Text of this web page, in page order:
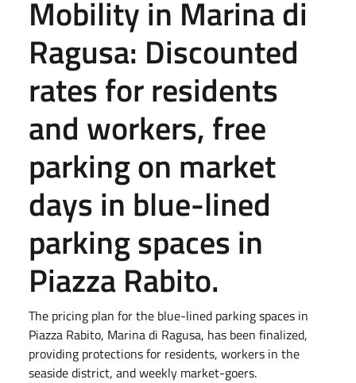
Mobility in Marina di
Ragusa: Discounted
rates for residents
and workers, free
parking on market
days in blue-lined
parking spaces in
Piazza Rabito.
The pricing plan for the blue-lined parking spaces in
Piazza Rabito, Marina di Ragusa, has been finalized,
providing protections for residents, workers in the
seaside district, and weekly market-goers.